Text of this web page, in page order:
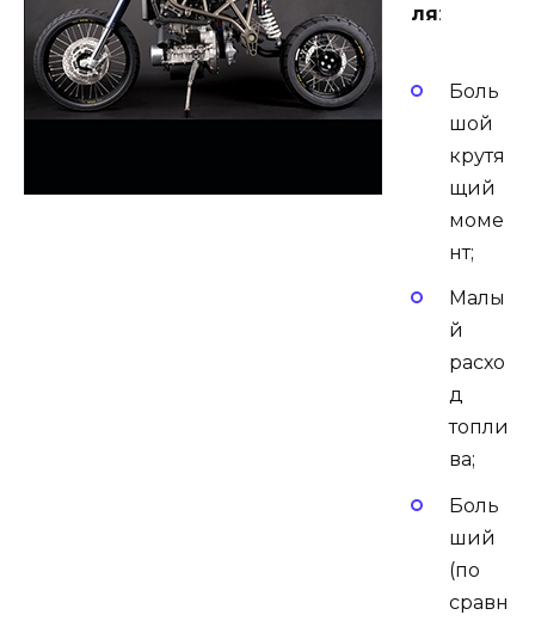
ля:
Боль
шой
крутя
щий
моме
нт;
Малы
й
расхо
д
топли
ва;
Боль
ший
(по
сравн